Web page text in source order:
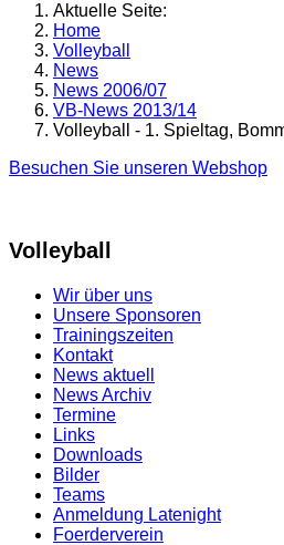
Aktuelle Seite:
Home
Volleyball
News
News 2006/07
VB-News 2013/14
Volleyball - 1. Spieltag,
Besuchen Sie unseren Webshop
Volleyball
Wir über uns
Unsere Sponsoren
Trainingszeiten
Kontakt
News aktuell
News Archiv
Termine
Links
Downloads
Bilder
Teams
Anmeldung Latenight
Foerderverein